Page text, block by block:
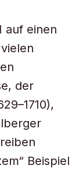
auf einen
der
Beispiel